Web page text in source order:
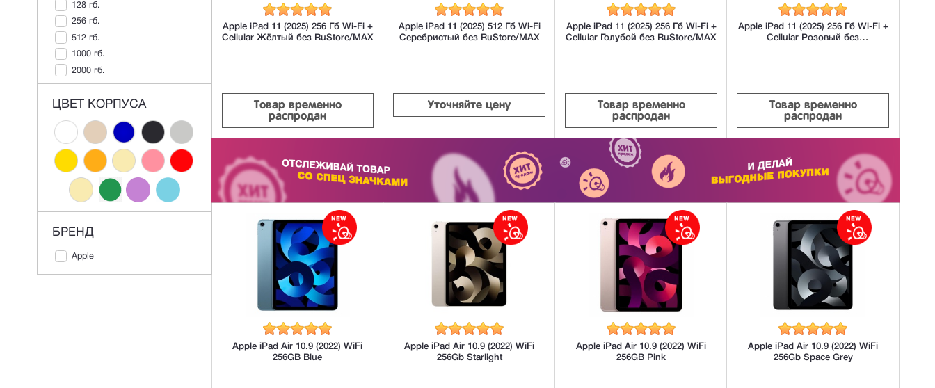
128 гб.
256 гб.
512 гб.
1000 гб.
2000 гб.
ЦВЕТ КОРПУСА
БРЕНД
Apple
Apple iPad 11 (2025) 256 Гб Wi-Fi +
Cellular Жёлтый без RuStore/MAX
Товар временно
распродан
Apple iPad 11 (2025) 512 Гб Wi-Fi
Серебристый без RuStore/MAX
Уточняйте цену
Apple iPad 11 (2025) 256 Гб Wi-Fi +
Cellular Голубой без RuStore/MAX
Товар временно
распродан
Apple iPad 11 (2025) 256 Гб Wi-Fi +
Cellular Розовый без
Товар временно
распродан
Apple iPad Air 10.9 (2022) WiFi
256GB Blue
Apple iPad Air 10.9 (2022) WiFi
256Gb Starlight
Apple iPad Air 10.9 (2022) WiFi
256GB Pink
Apple iPad Air 10.9 (2022) WiFi
256Gb Space Grey